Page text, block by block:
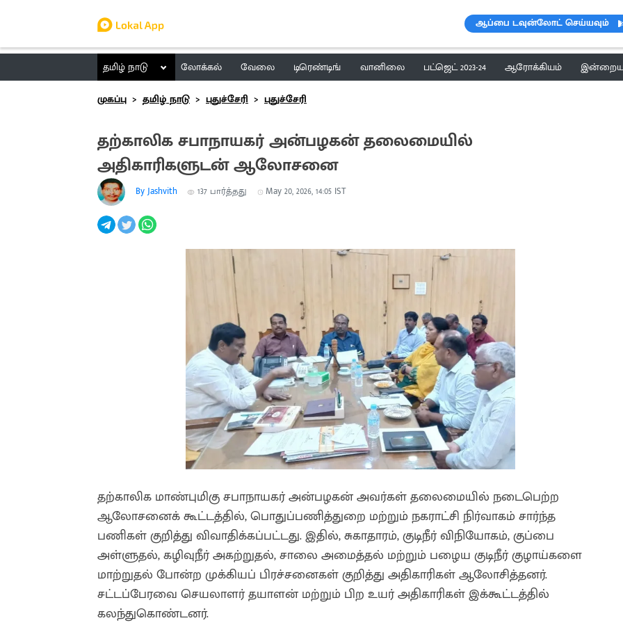
ஆப்பை டவுன்லோட் செய்யவும்
தமிழ் நாடு லோக்கல் வேலை டிரெண்டிங் வானிலை பட்ஜெட் 2023-24 ஆரோக்கியம் இன்றைய
முகப்பு
தமிழ் நாடு புதுச்சேரி புதுச்சேரி
தற்காலிக சபாநாயகர் அன்பழகன் தலைமையில்
அதிகாரிகளுடன் ஆலோசனை
By Jashvith 137 பார்த்தது May 20, 2026, 14:05 IST
தற்காலிக மாண்புமிகு சபாநாயகர் அன்பழகன் அவர்கள் தலைமையில் நடைபெற்ற
ஆலோசனைக் கூட்டத்தில், பொதுப்பணித்துறை மற்றும் நகராட்சி நிர்வாகம் சார்ந்த
பணிகள் குறித்து விவாதிக்கப்பட்டது. இதில், சுகாதாரம், குடிநீர் விநியோகம், குப்பை
அள்ளுதல், கழிவுநீர் அகற்றுதல், சாலை அமைத்தல் மற்றும் பழைய குடிநீர் குழாய்களை
மாற்றுதல் போன்ற முக்கியப் பிரச்சனைகள் குறித்து அதிகாரிகள் ஆலோசித்தனர்.
சட்டப்பேரவை செயலாளர் தயாளன் மற்றும் பிற உயர் அதிகாரிகள் இக்கூட்டத்தில்
கலந்துகொண்டனர்.